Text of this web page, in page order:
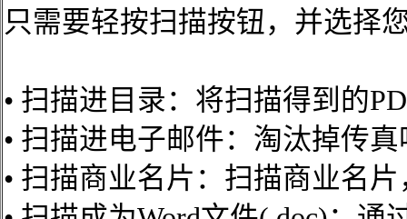
只需要轻按扫描按钮，并选择
• 扫描进目录：将扫描得到的
• 扫描进电子邮件：淘汰掉传
• 扫描商业名片：扫描商业名